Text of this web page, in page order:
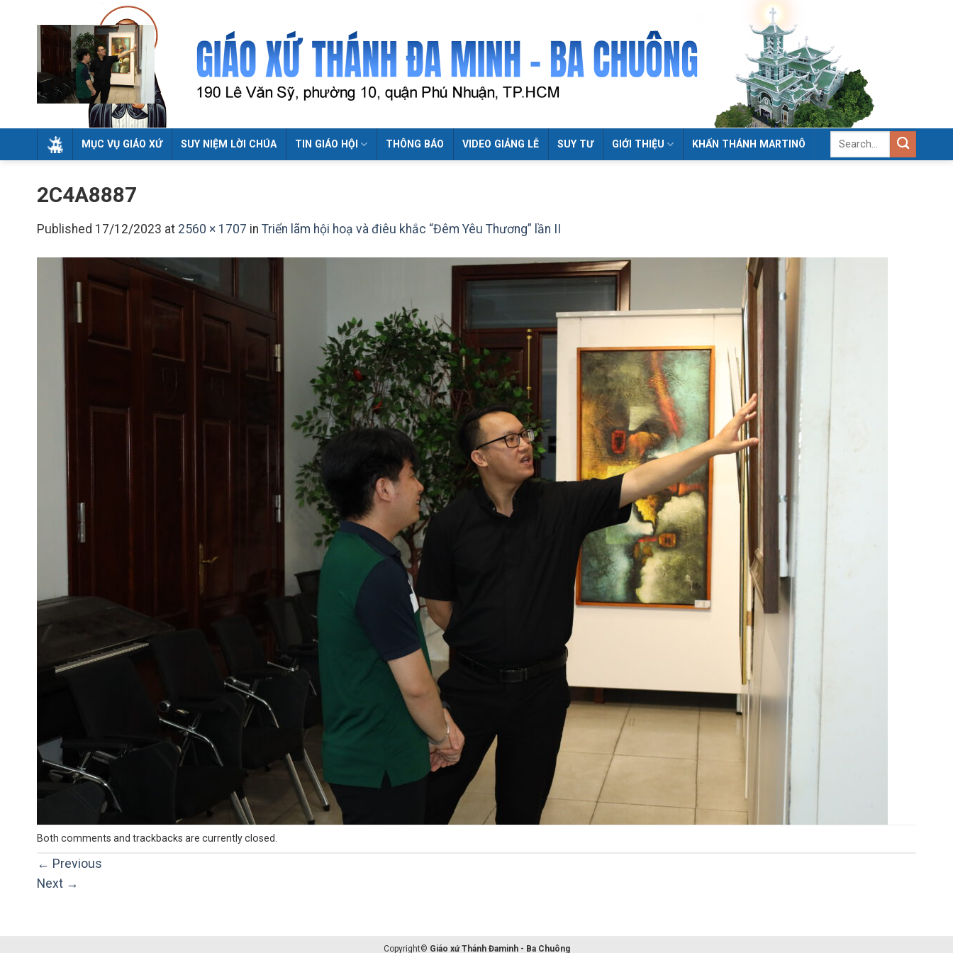
content
MỤC VỤ GIÁO XỨ SUY NIỆM LỜI CHÚA TIN GIÁO HỘI THÔNG BÁO VIDEO GIẢNG LỄ SUY TƯ GIỚI THIỆU KHẤN THÁNH MARTINÔ
2C4A8887
Published 17/12/2023 at 2560 × 1707 in Triển lãm hội hoạ và điêu khắc “Đêm Yêu Thương” lần II
Both comments and trackbacks are currently closed.
← Previous
Next →
Copyright© Giáo xứ Thánh Đaminh - Ba Chuông